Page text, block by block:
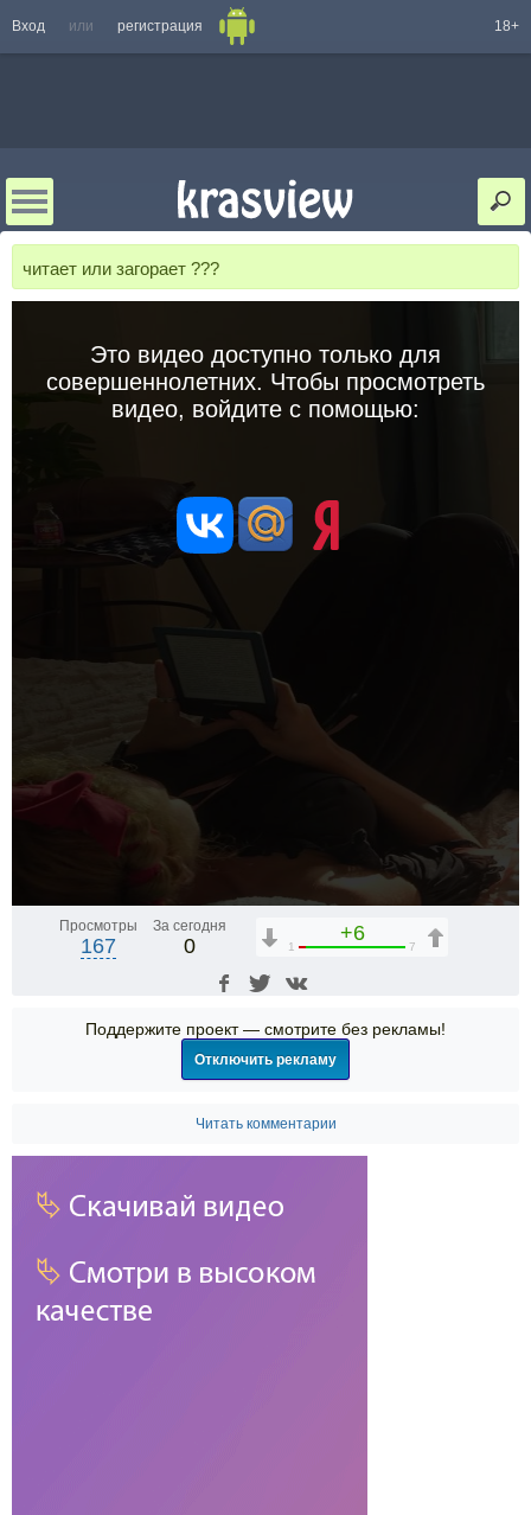
Вход или регистрация 18+
читает или загорает ???
Это видео доступно только для
совершеннолетних. Чтобы просмотреть
видео, войдите с помощью:
Просмотры
167
За сегодня
0
+6
1 7
Поддержите проект — смотрите без рекламы!
Отключить рекламу
Читать комментарии